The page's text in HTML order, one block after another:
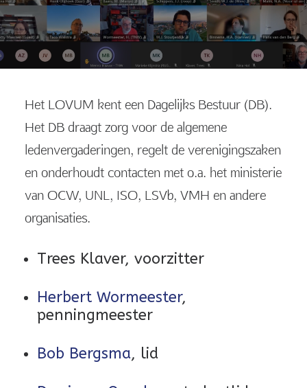
Het LOVUM kent een Dagelijks Bestuur (DB).
Het DB draagt zorg voor de algemene
ledenvergaderingen, regelt de verenigingszaken
en onderhoudt contacten met o.a. het ministerie
van OCW, UNL, ISO, LSVb, VMH en andere
organisaties.
Trees Klaver, voorzitter
Herbert Wormeester,
penningmeester
Bob Bergsma, lid